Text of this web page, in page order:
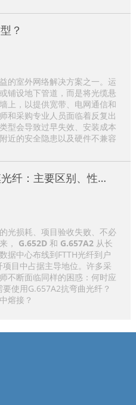
？
的室外网络解决方案之一。运
铺设地下管道，而是将光缆悬
上，以提供宽带、电网通信和
和采购专业人员面临着反复出
型会导致过早失效、安装成本
近的安全隐患以及硬件不兼容
纤：主要区别、性能
光损耗、项目验收失败、不必
， G.652D和 G.657A2从长
据中心布线到FTTH光纤到户
目中占据主导地位。许多采
不断面临同样的困惑：何时应
使用G.657A2抗弯曲光纤？
熔接？